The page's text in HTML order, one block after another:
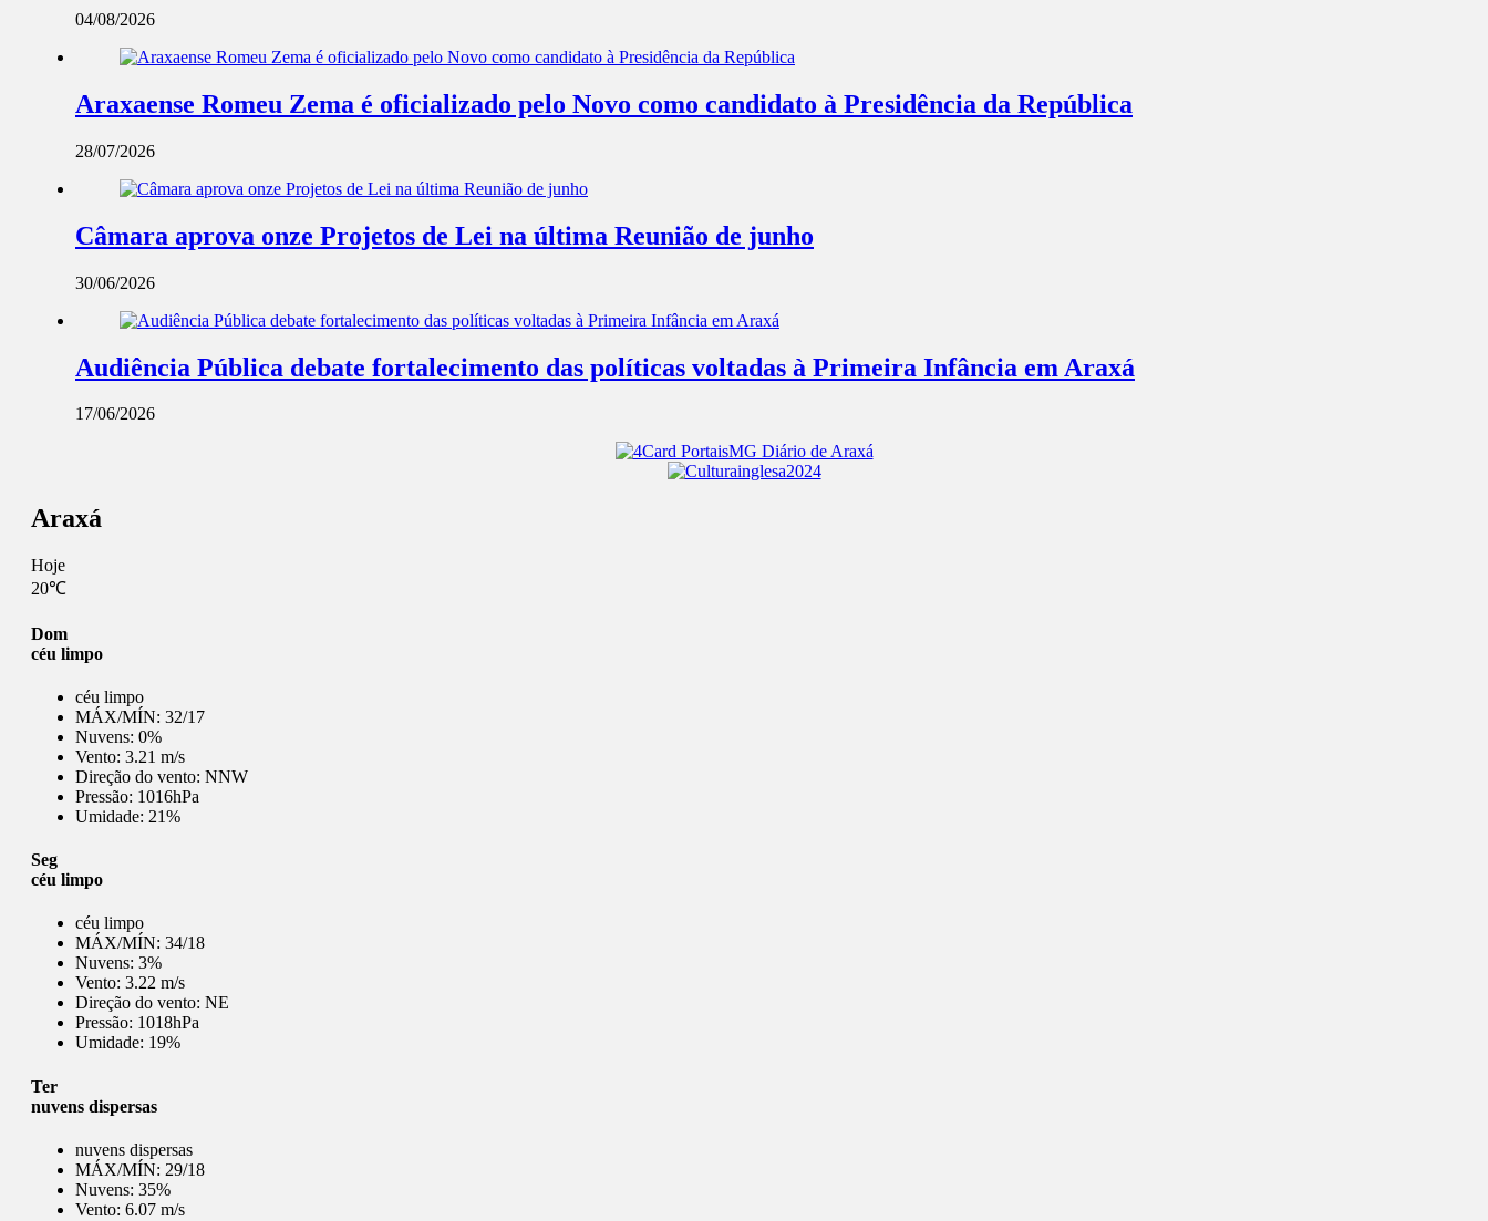
04/08/2026
Araxaense Romeu Zema é oficializado pelo Novo como candidato à Presidência da República
28/07/2026
Câmara aprova onze Projetos de Lei na última Reunião de junho
30/06/2026
Audiência Pública debate fortalecimento das políticas voltadas à Primeira Infância em Araxá
17/06/2026
Araxá
Hoje
20℃
Dom
céu limpo
céu limpo
MÁX/MÍN: 32/17
Nuvens: 0%
Vento: 3.21 m/s
Direção do vento: NNW
Pressão: 1016hPa
Umidade: 21%
Seg
céu limpo
céu limpo
MÁX/MÍN: 34/18
Nuvens: 3%
Vento: 3.22 m/s
Direção do vento: NE
Pressão: 1018hPa
Umidade: 19%
Ter
nuvens dispersas
nuvens dispersas
MÁX/MÍN: 29/18
Nuvens: 35%
Vento: 6.07 m/s